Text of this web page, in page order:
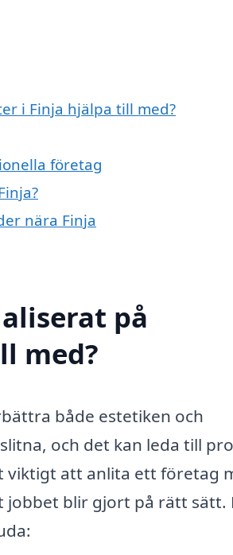
i Finja hjälpa till med?
företag
nära Finja
på
med?
både estetiken och
och det kan leda till
viktigt att anlita ett företag
blir gjort på rätt sätt.